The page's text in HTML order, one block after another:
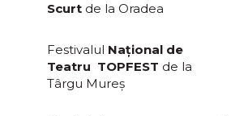
Scurt de la Oradea
Festivalul Naţional de
Teatru TOPFEST de la
Târgu Mureş